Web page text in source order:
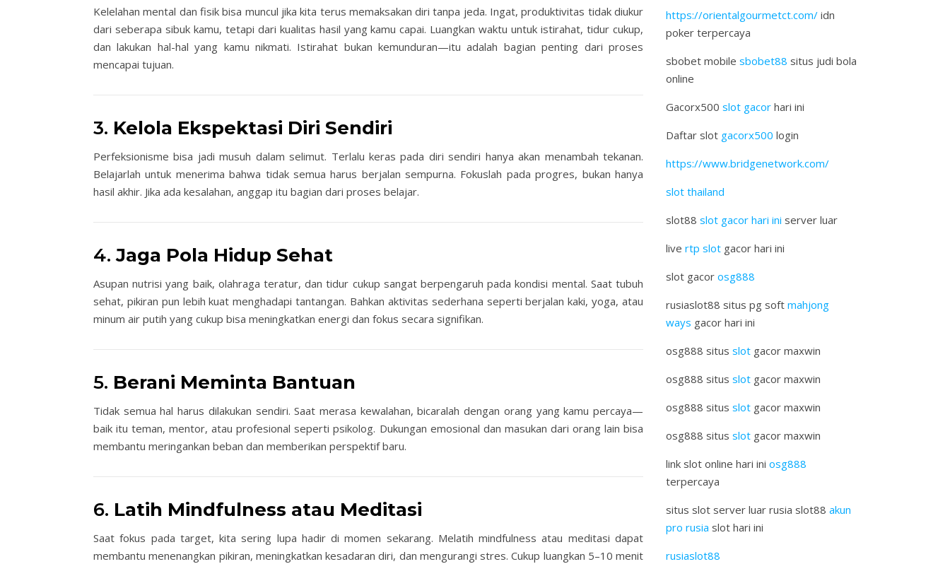
Kelelahan mental dan fisik bisa muncul jika kita terus memaksakan diri tanpa jeda. Ingat, produktivitas tidak diukur
dari seberapa sibuk kamu, tetapi dari kualitas hasil yang kamu capai. Luangkan waktu untuk istirahat, tidur cukup,
dan lakukan hal-hal yang kamu nikmati. Istirahat bukan kemunduran—itu adalah bagian penting dari proses
mencapai tujuan.
3. Kelola Ekspektasi Diri Sendiri
Perfeksionisme bisa jadi musuh dalam selimut. Terlalu keras pada diri sendiri hanya akan menambah tekanan.
Belajarlah untuk menerima bahwa tidak semua harus berjalan sempurna. Fokuslah pada progres, bukan hanya
hasil akhir. Jika ada kesalahan, anggap itu bagian dari proses belajar.
4.Jaga Pola Hidup Sehat
Asupan nutrisi yang baik, olahraga teratur, dan tidur cukup sangat berpengaruh pada kondisi mental. Saat tubuh
sehat, pikiran pun lebih kuat menghadapi tantangan. Bahkan aktivitas sederhana seperti berjalan kaki, yoga, atau
minum air putih yang cukup bisa meningkatkan energi dan fokus secara signifikan.
5. Berani Meminta Bantuan
Tidak semua hal harus dilakukan sendiri. Saat merasa kewalahan, bicaralah dengan orang yang kamu percaya—
baik itu teman, mentor, atau profesional seperti psikolog. Dukungan emosional dan masukan dari orang lain bisa
membantu meringankan beban dan memberikan perspektif baru.
6. Latih Mindfulness atau Meditasi
Saat fokus pada target, kita sering lupa hadir di momen sekarang. Melatih mindfulness atau meditasi dapat
membantu menenangkan pikiran, meningkatkan kesadaran diri, dan mengurangi stres. Cukup luangkan 5–10 menit
https://orientalgourmetct.com/ idn
poker terpercaya
sbobet mobile sbobet88 situs judi bola
online
Gacorx500 slot gacor hari ini
Daftar slot gacorx500 login
https://www.bridgenetwork.com/
slot thailand
slot88 slot gacor hari ini server luar
live rtp slot gacor hari ini
slot gacor osg888
rusiaslot88 situs pg soft mahjong
ways gacor hari ini
osg888 situs slot gacor maxwin
osg888 situs slot gacor maxwin
osg888 situs slot gacor maxwin
osg888 situs slot gacor maxwin
link slot online hari ini osg888
terpercaya
situs slot server luar rusia slot88 akun
pro rusia slot hari ini
rusiaslot88